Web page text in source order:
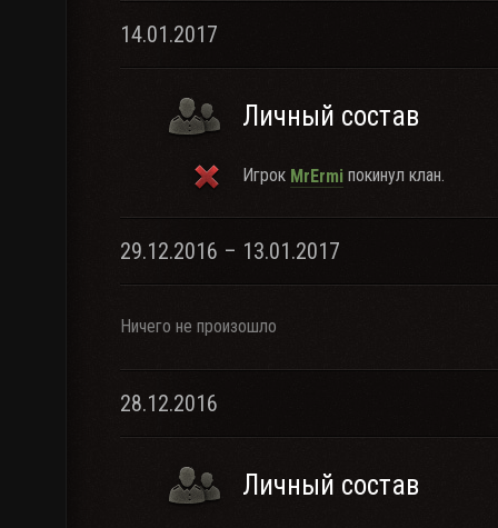
14.01.2017
Личный состав
Игрок MrErmi покинул клан.
29.12.2016 – 13.01.2017
Ничего не произошло
28.12.2016
Личный состав